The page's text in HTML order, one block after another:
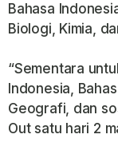
Bahasa
Biologi, Kimia,
“Sementara
Indonesia,
Geografi, dan
Out satu hari 2